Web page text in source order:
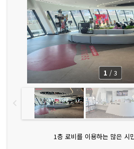
1층 로비를 이용하는 많은 시
1 / 3